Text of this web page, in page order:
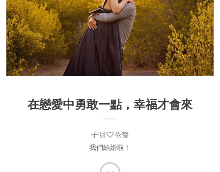
在戀愛中勇敢一點，幸福才會來
子明
依瑩
我們結婚啦！